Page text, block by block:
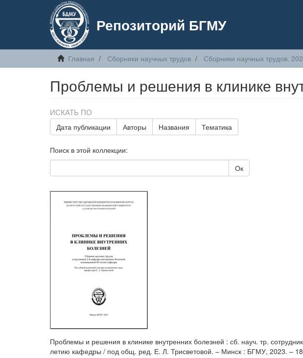
Репозиторий БГМУ
Главная Сборники научных трудов Сборники научных трудов.
Проблемы и решения в клинике
ИСКАТЬ ПО
Дата публикации Авторы Названия Тематика
Поиск в этой коллекции:
Ок
Проблемы и решения в клинике внутренних болезней : сб. науч. тр.
летию кафедры / под общ. ред. Е. Л. Трисветовой. – Минск : БГМУ, 2023. –